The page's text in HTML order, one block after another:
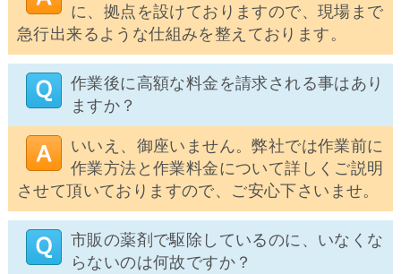
に、拠点を設けておりますので、現場まで
急行出来るような仕組みを整えております。
作業後に高額な料金を請求される事はあり
ますか？
いいえ、御座いません。弊社では作業前に
作業方法と作業料金について詳しくご説明
させて頂いておりますので、ご安心下さいませ。
市販の薬剤で駆除しているのに、いなくな
らないのは何故ですか？